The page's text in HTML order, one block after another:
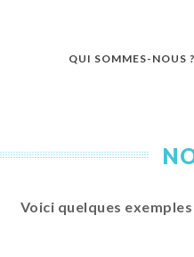
QUI SOMMES-NOUS ?
Voici quelques